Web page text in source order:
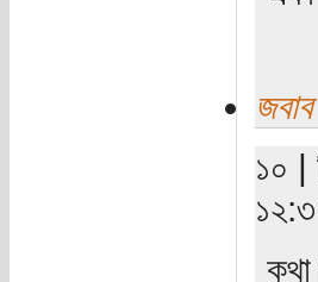
জবাব
১০ |